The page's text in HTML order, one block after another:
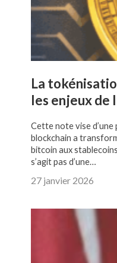
La
les enjeux de
Cette note vise d’une
blockchain a
bitcoin aux
s’agit pas d’une…
27 janvier 2026